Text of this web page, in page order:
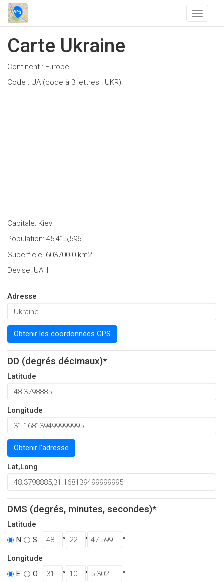
T
o
Carte Ukraine
Continent : Europe
Code : UA (code à 3 lettres : UKR).
Capitale: Kiev
Population: 45,415,596
Superficie: 603700.0 km2
Devise: UAH
Adresse
Obtenir les coordonnées GPS
DD (degrés décimaux)*
Latitude
Longitude
Obtenir l'adresse
Lat,Long
DMS (degrés, minutes, secondes)*
Latitude
N
S ° ' ''
Longitude
E
O ° ' ''